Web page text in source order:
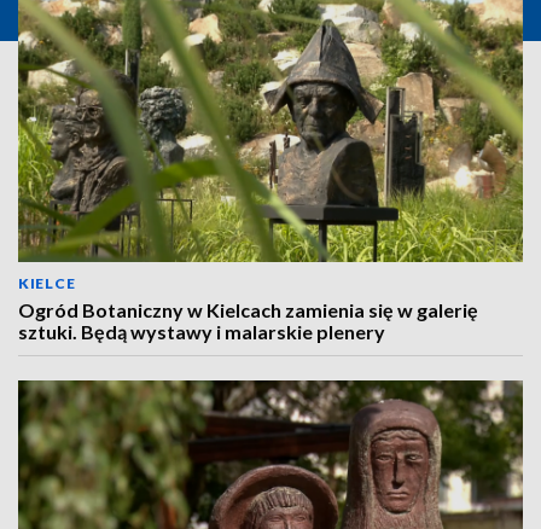
KIELCE
Ogród Botaniczny w Kielcach zamienia się w galerię
sztuki. Będą wystawy i malarskie plenery